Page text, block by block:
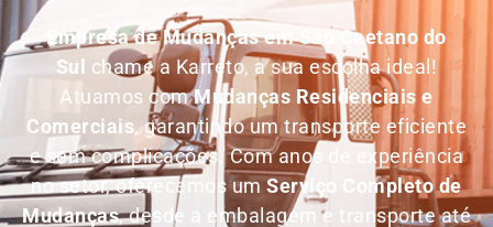
Empresa de Mudanças emSão Caetano do
Sul chame a Karreto, a sua escolha ideal!
Atuamos comMudanças Residenciais e
Comerciais, garantindo um transporte eficiente
e sem complicações. Com anos de experiência
no setor, oferecemos umServiço Completo de
Mudanças, desde a embalagem e transporte até